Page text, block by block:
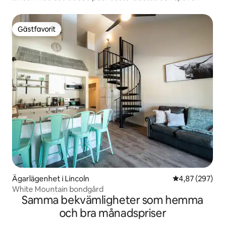
Gästfavorit
Gästfavorit
Ägarlägenhet i Lincoln 4,87 av 5 i
4,87 (297)
White Mountain bondgård
Samma bekvämligheter som hemma
och bra månadspriser